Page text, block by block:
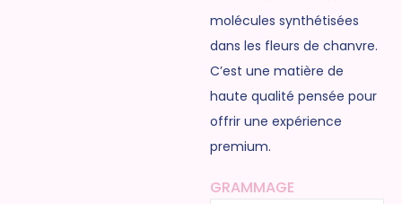
molécules synthétisées
dans les fleurs de chanvre.
C’est une matière de
haute qualité pensée pour
offrir une expérience
premium.
GRAMMAGE